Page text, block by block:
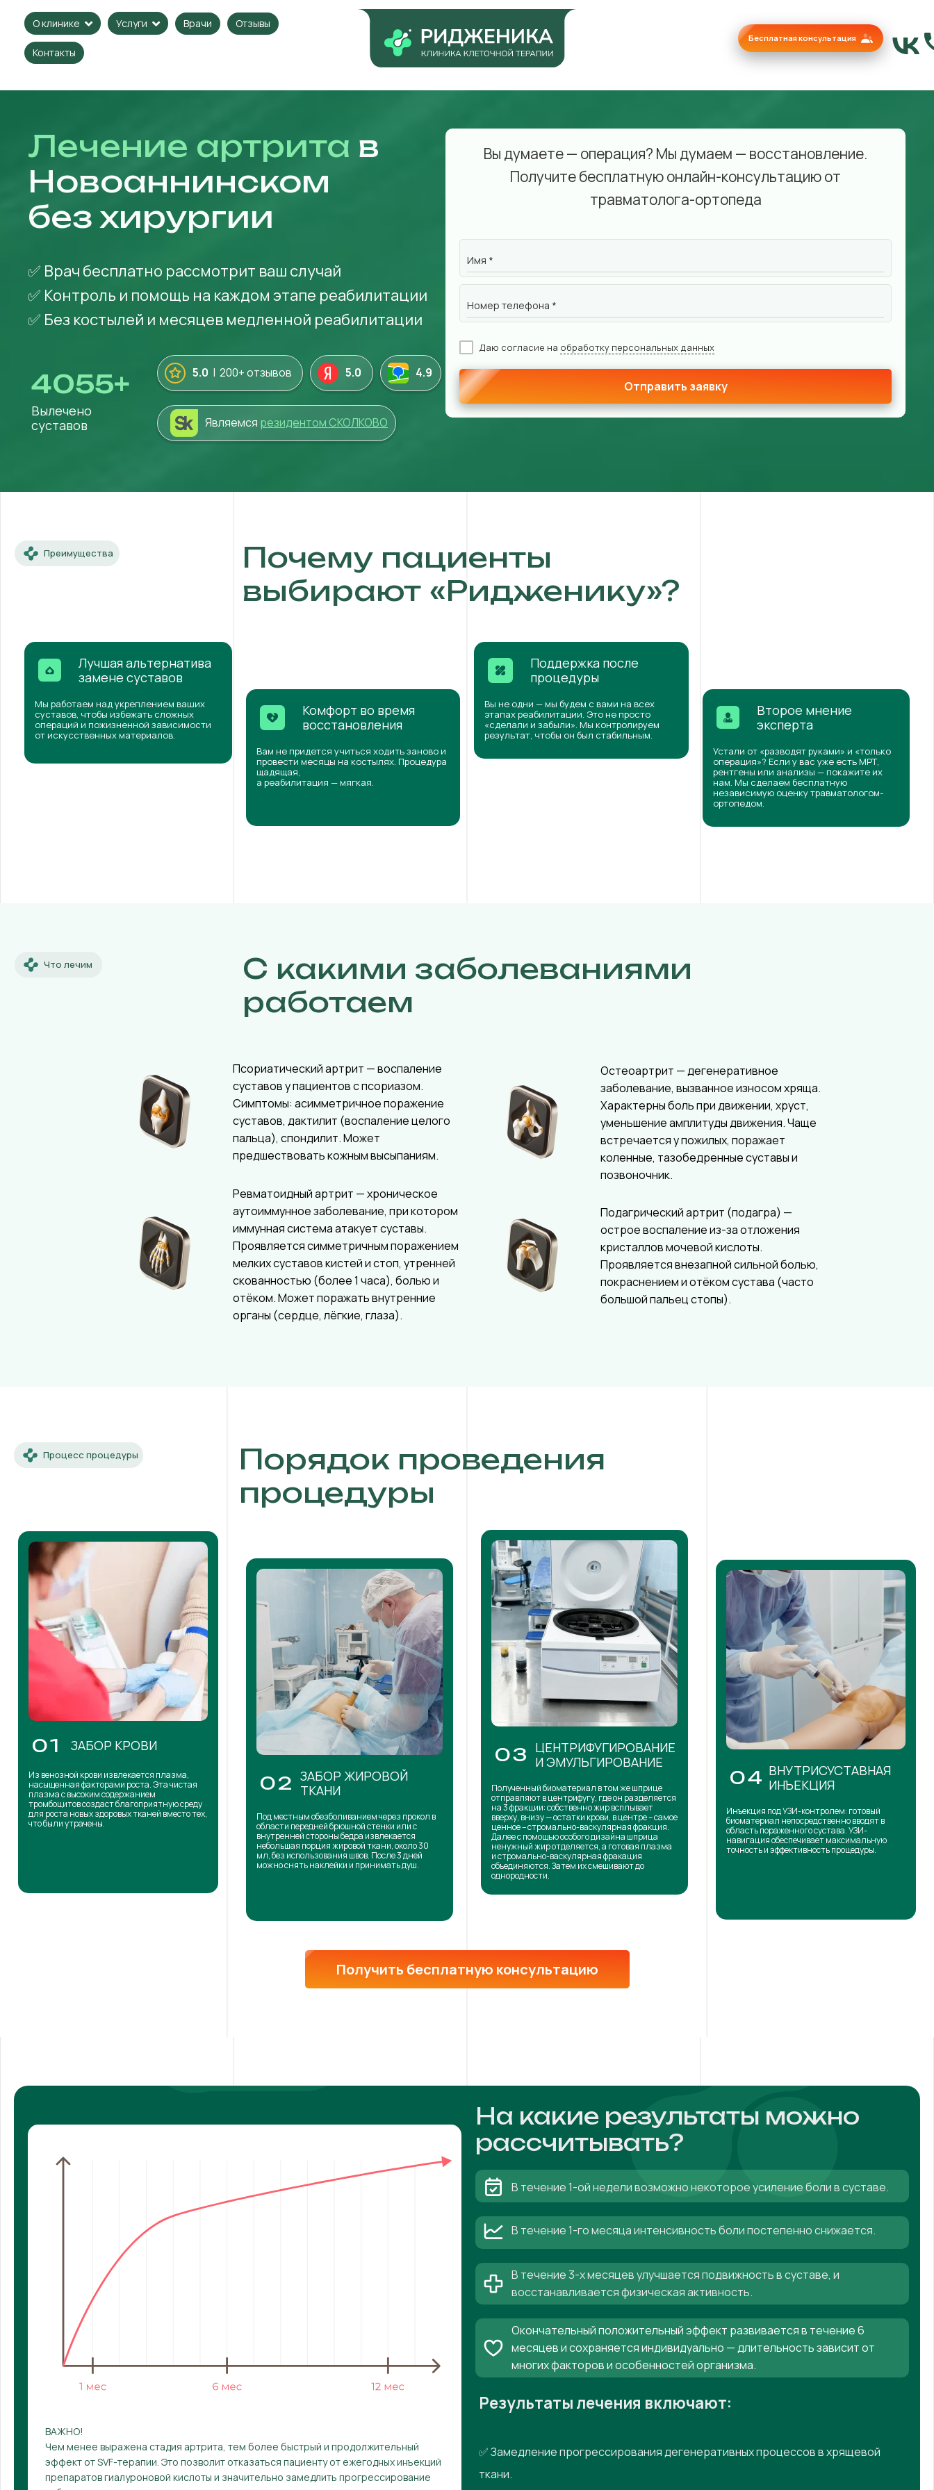
О клинике Услуги Врачи Отзывы
Контакты
Бесплатная консультация
Лечение артрита в
Новоаннинском
без хирургии
✅ Врач бесплатно рассмотрит ваш случай
✅ Контроль и помощь на каждом этапе реабилитации
✅ Без костылей и месяцев медленной реабилитации
4055+
Вылечено
суставов
5.0 | 200+ отзывов 5.0 4.9
Являемся резидентом СКОЛКОВО
Вы думаете — операция? Мы думаем — восстановление.
Получите бесплатную онлайн-консультацию от
травматолога-ортопеда
Имя *
Номер телефона *
Даю согласие на обработку персональных данных
Отправить заявку
Преимущества
Почему пациенты
выбирают «Ридженику»?
Лучшая альтернатива
замене суставов
Мы работаем над укреплением ваших
суставов, чтобы избежать сложных
операций и пожизненной зависимости
от искусственных материалов.
Комфорт во время
восстановления
Вам не придется учиться ходить заново и
провести месяцы на костылях. Процедура
щадящая,
а реабилитация — мягкая.
Поддержка после
процедуры
Вы не одни — мы будем с вами на всех
этапах реабилитации. Это не просто
«сделали и забыли». Мы контролируем
результат, чтобы он был стабильным.
Второе мнение
эксперта
Устали от «разводят руками» и «только
операция»? Если у вас уже есть МРТ,
рентгены или анализы — покажите их
нам. Мы сделаем бесплатную
независимую оценку травматологом-
ортопедом.
Что лечим
С какими заболеваниями
работаем
Псориатический артрит — воспаление
суставов у пациентов с псориазом.
Симптомы: асимметричное поражение
суставов, дактилит (воспаление целого
пальца), спондилит. Может
предшествовать кожным высыпаниям.
Ревматоидный артрит — хроническое
аутоиммунное заболевание, при котором
иммунная система атакует суставы.
Проявляется симметричным поражением
мелких суставов кистей и стоп, утренней
скованностью (более 1 часа), болью и
отёком. Может поражать внутренние
органы (сердце, лёгкие, глаза).
Остеоартрит — дегенеративное
заболевание, вызванное износом хряща.
Характерны боль при движении, хруст,
уменьшение амплитуды движения. Чаще
встречается у пожилых, поражает
коленные, тазобедренные суставы и
позвоночник.
Подагрический артрит (подагра) —
острое воспаление из-за отложения
кристаллов мочевой кислоты.
Проявляется внезапной сильной болью,
покраснением и отёком сустава (часто
большой пальец стопы).
Процесс процедуры
Порядок проведения
процедуры
01 ЗАБОР КРОВИ
Из венозной крови извлекается плазма,
насыщенная факторами роста. Эта чистая
плазма с высоким содержанием
тромбоцитов создаст благоприятную среду
для роста новых здоровых тканей вместо тех,
что были утрачены.
02 ЗАБОР ЖИРОВОЙ
ТКАНИ
Под местным обезболиванием через прокол в
области передней брюшной стенки или с
внутренней стороны бедра извлекается
небольшая порция жировой ткани, около 30
мл, без использования швов. После 3 дней
можно снять наклейки и принимать душ.
03 ЦЕНТРИФУГИРОВАНИЕ
И ЭМУЛЬГИРОВАНИЕ
Полученный биоматериал в том же шприце
отправляют в центрифугу, где он разделяется
на 3 фракции: собственно жир всплывает
вверху, внизу — остатки крови, в центре – самое
ценное – стромально-васкулярная фракция.
Далее с помощью особого дизайна шприца
ненужный жир отделяется, а готовая плазма
и стромально-васкулярная фракация
объединяются. Затем их смешивают до
однородности.
04 ВНУТРИСУСТАВНАЯ
ИНЪЕКЦИЯ
Инъекция под УЗИ-контролем: готовый
биоматериал непосредственно вводят в
область пораженного сустава. УЗИ-
навигация обеспечивает максимальную
точность и эффективность процедуры.
Получить бесплатную консультацию
ВАЖНО!
Чем менее выражена стадия артрита, тем более быстрый и продолжительный
эффект от SVF-терапии. Это позволит отказаться пациенту от ежегодных инъекций
препаратов гиалуроновой кислоты и значительно замедлить прогрессирование
На какие результаты можно
рассчитывать?
В течение 1-ой недели возможно некоторое усиление боли в суставе.
В течение 1-го месяца интенсивность боли постепенно снижается.
В течение 3-х месяцев улучшается подвижность в суставе, и
восстанавливается физическая активность.
Окончательный положительный эффект развивается в течение 6
месяцев и сохраняется индивидуально — длительность зависит от
многих факторов и особенностей организма.
Результаты лечения включают:
✅ Замедление прогрессирования дегенеративных процессов в хрящевой
ткани.